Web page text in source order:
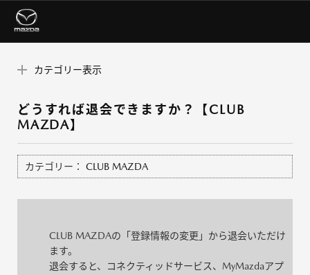
カテゴリー表示
どうすれば退会できますか？【CLUB
MAZDA】
カテゴリー： CLUB MAZDA
CLUB MAZDAの「登録情報の変更」から退会いただけ
ます。
退会すると、コネクティッドサービス、MyMazdaアプ